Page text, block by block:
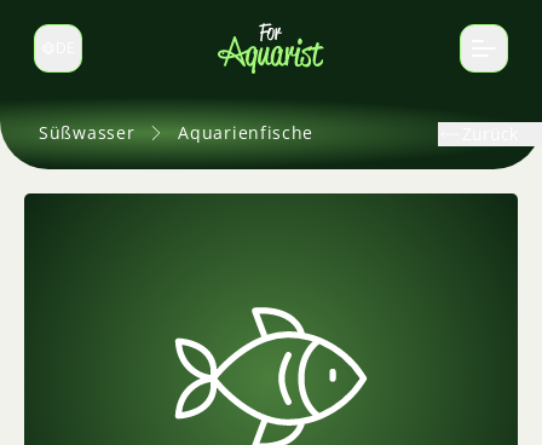
Sprache wechseln
Süßwasser Aquarienfische